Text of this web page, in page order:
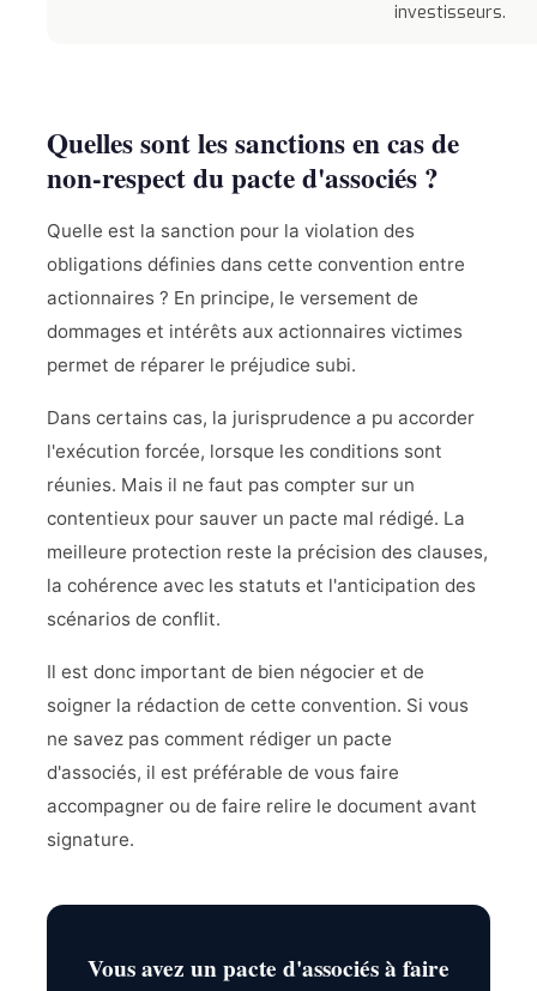
investisseurs.
Quelles sont les sanctions en cas de
non-respect du pacte d'associés ?
Quelle est la sanction pour la violation des
obligations définies dans cette convention entre
actionnaires ? En principe, le versement de
dommages et intérêts aux actionnaires victimes
permet de réparer le préjudice subi.
Dans certains cas, la jurisprudence a pu accorder
l'exécution forcée, lorsque les conditions sont
réunies. Mais il ne faut pas compter sur un
contentieux pour sauver un pacte mal rédigé. La
meilleure protection reste la précision des clauses,
la cohérence avec les statuts et l'anticipation des
scénarios de conflit.
Il est donc important de bien négocier et de
soigner la rédaction de cette convention. Si vous
ne savez pas comment rédiger un pacte
d'associés, il est préférable de vous faire
accompagner ou de faire relire le document avant
signature.
Vous avez un pacte d'associés à faire